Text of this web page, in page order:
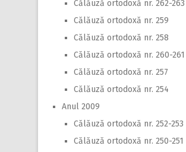
Călăuză ortodoxă nr. 262-263
Călăuză ortodoxă nr. 259
Călăuză ortodoxă nr. 258
Călăuză ortodoxă nr. 260-261
Călăuză ortodoxă nr. 257
Călăuză ortodoxă nr. 254
Anul 2009
Călăuză ortodoxă nr. 252-253
Călăuză ortodoxă nr. 250-251